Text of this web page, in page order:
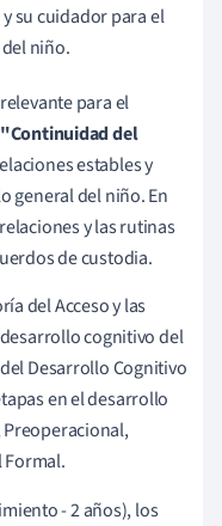
su cuidador para el
niño.
para el
"Continuidad del
estables y
general del niño. En
y las rutinas
de custodia.
del Acceso y las
cognitivo del
Desarrollo Cognitivo
en el desarrollo
Formal.
- 2 años), los